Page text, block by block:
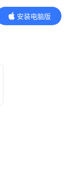
安装电脑版
内容更精彩